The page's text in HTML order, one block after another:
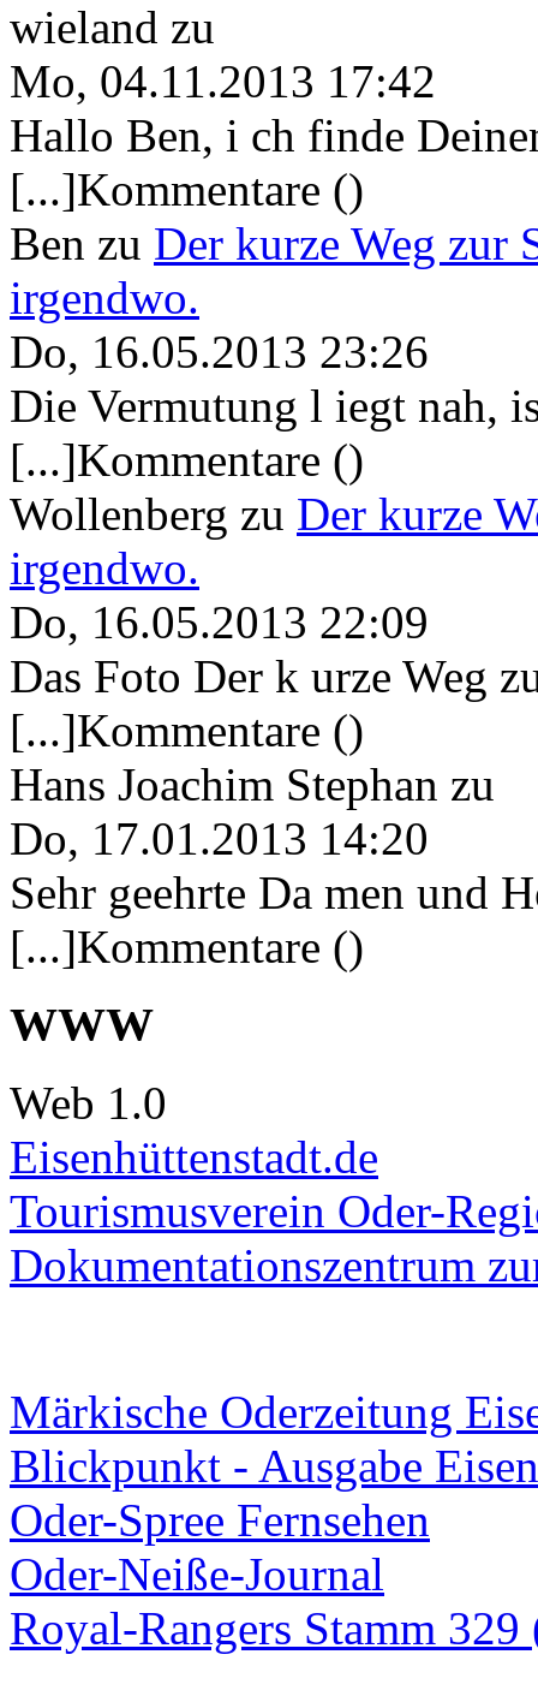
wieland zu
Mo, 04.11.2013 17:42
Hallo Ben, i ch finde
[...]Kommentare ()
Ben zu Der kurze Weg zur
irgendwo.
Do, 16.05.2013 23:26
Die Vermutung l iegt nah,
[...]Kommentare ()
Wollenberg zu Der kurze
irgendwo.
Do, 16.05.2013 22:09
Das Foto Der k urze Weg
[...]Kommentare ()
Hans Joachim Stephan zu
Do, 17.01.2013 14:20
Sehr geehrte Da men und
[...]Kommentare ()
WWW
Web 1.0
Eisenhüttenstadt.de
Tourismusverein Oder-
Dokumentationszentrum
Märkische Oderzeitung
Blickpunkt - Ausgabe
Oder-Spree Fernsehen
Oder-Neiße-Journal
Royal-Rangers Stamm